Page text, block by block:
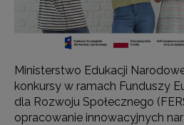
Ministerstwo Edukacji
konkursy w ramach Funduszy
dla Rozwoju Społecznego
opracowanie innowacyjnych